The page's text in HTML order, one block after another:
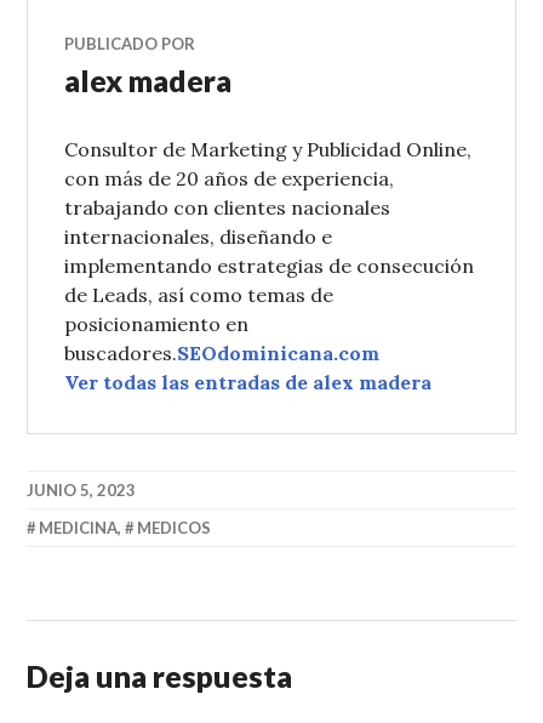
PUBLICADO POR
alex madera
Consultor de Marketing y Publicidad Online,
con más de 20 años de experiencia,
trabajando con clientes nacionales
internacionales, diseñando e
implementando estrategias de consecución
de Leads, así como temas de
posicionamiento en
buscadores.SEOdominicana.com
Ver todas las entradas de alex madera
JUNIO 5, 2023
MEDICINA, MEDICOS
Deja una respuesta